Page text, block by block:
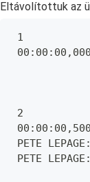
Eltávolítottuk az
1
2
PETE
PETE